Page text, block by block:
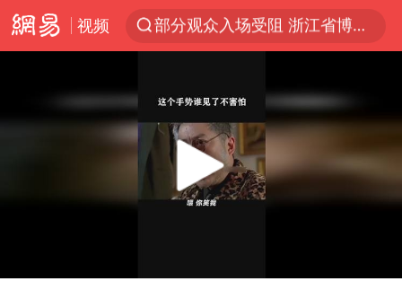
视频
以“新”破局 首发经济点亮城市消费活力
秋天的第一杯奶茶安排上了吗
美股三大指数集体收跌 西数跌超13%
法国下周开始禁止未经同意的电话营销
台风白海豚登陆地点更新
Play